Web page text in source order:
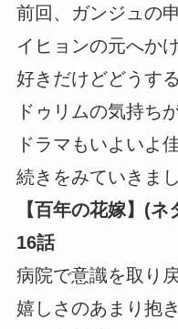
前回、ガンジュの
イヒョンの元へか
好きだけどどうす
ドゥリムの気持ち
ドラマもいよいよ
続きをみていきま
【百年の花嫁】(ネ
16話
病院で意識を取り
嬉しさのあまり抱